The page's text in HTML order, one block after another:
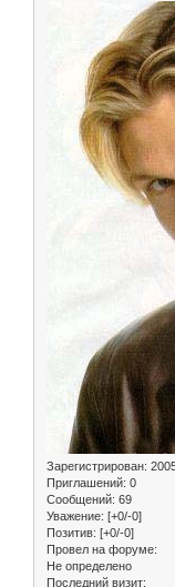
Зарегистрирован:
Приглашений: 0
Сообщений: 69
Уважение: [+0/-0]
Позитив: [+0/-0]
Провел на форуме:
Не определено
Последний визит: